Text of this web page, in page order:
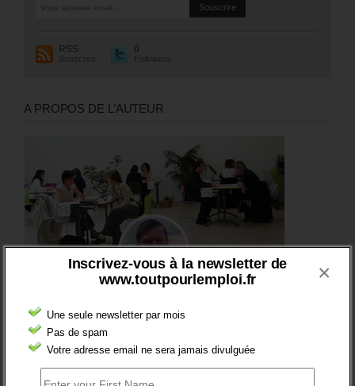
Inscrivez-vous à la newsletter de
www.toutpourlemploi.fr
Une seule newsletter par mois
Pas de spam
Votre adresse email ne sera jamais divulguée
×
RSS
Souscrire
0
Followers
A PROPOS DE L’AUTEUR